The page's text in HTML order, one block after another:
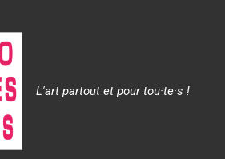
L'art partout et pour tou·te·s !